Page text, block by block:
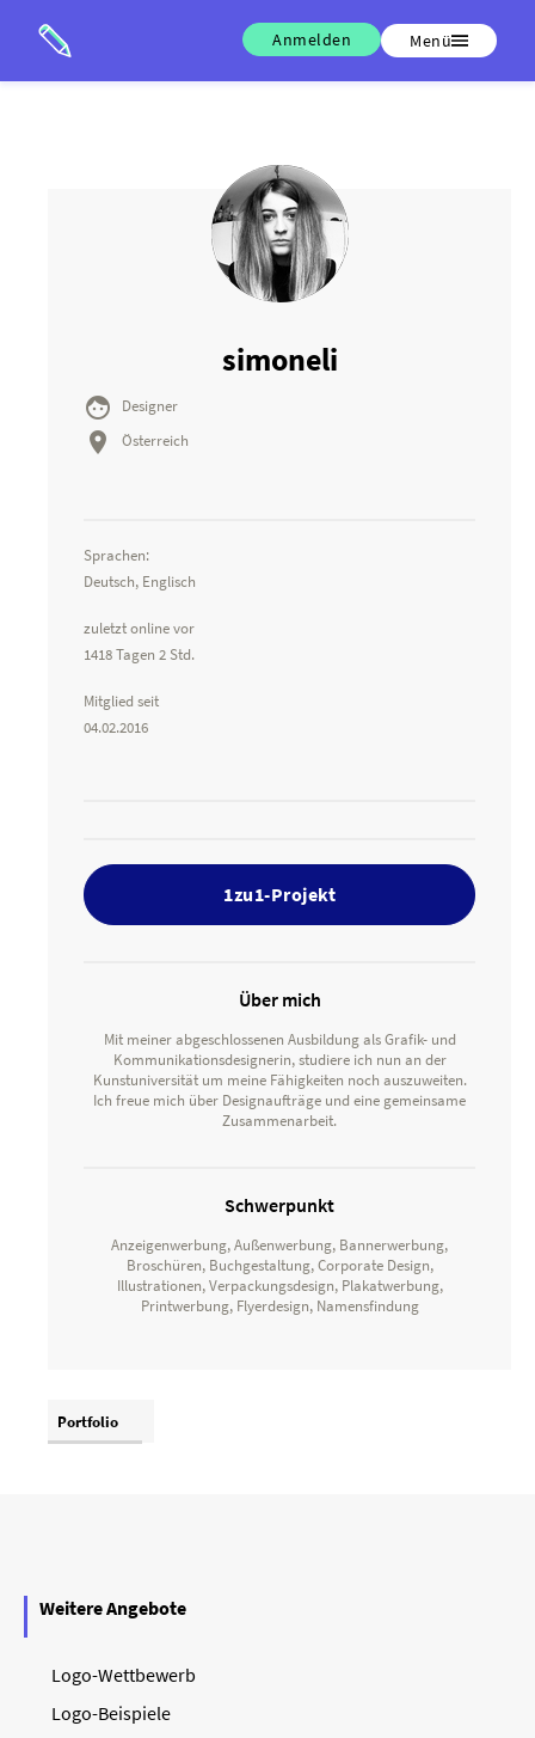
Anmelden Menü
simoneli
 Designer
 Österreich
Sprachen:
Deutsch, Englisch
zuletzt online vor
1418 Tagen 2 Std.
Mitglied seit
04.02.2016
1zu1-Projekt
Über mich
Mit meiner abgeschlossenen Ausbildung als Grafik- und
Kommunikationsdesignerin, studiere ich nun an der
Kunstuniversität um meine Fähigkeiten noch auszuweiten.
Ich freue mich über Designaufträge und eine gemeinsame
Zusammenarbeit.
Schwerpunkt
Anzeigenwerbung, Außenwerbung, Bannerwerbung,
Broschüren, Buchgestaltung, Corporate Design,
Illustrationen, Verpackungsdesign, Plakatwerbung,
Printwerbung, Flyerdesign, Namensfindung
Portfolio
Weitere Angebote
Logo-Wettbewerb
Logo-Beispiele